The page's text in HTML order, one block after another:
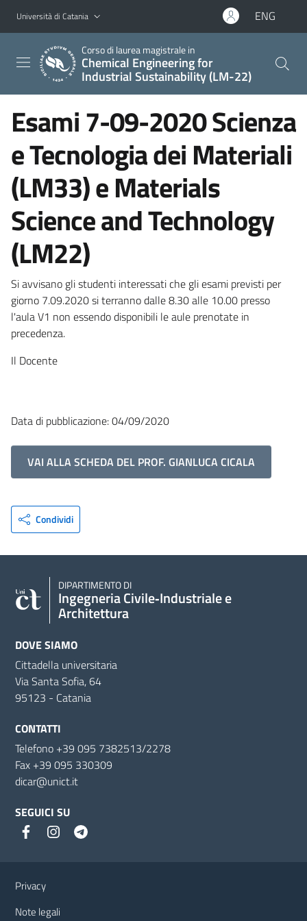
Vai al contenuto principale
Vai al menu di navigazione
Università di Catania ENG
Corso di laurea magistrale in
Chemical Engineering for
Industrial Sustainability (LM-22)
Esami 7-09-2020 Scienza
e Tecnologia dei Materiali
(LM33) e Materials
Science and Technology
(LM22)
Si avvisano gli studenti interessati che gli esami previsti per
giorno 7.09.2020 si terranno dalle 8.30 alle 10.00 presso
l'aula V1 non essendo disponibili le aule prenotate in
precedenza.
Il Docente
Data di pubblicazione: 04/09/2020
VAI ALLA SCHEDA DEL PROF. GIANLUCA CICALA
Condividi
DIPARTIMENTO DI
Ingegneria Civile‑Industriale e
Architettura
DOVE SIAMO
Cittadella universitaria
Via Santa Sofia, 64
95123 - Catania
CONTATTI
Telefono +39 095 7382513/2278
Fax +39 095 330309
dicar@unict.it
SEGUICI SU
Privacy
Note legali